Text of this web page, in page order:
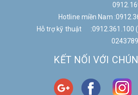
Hotline miền Nam
Hỗ trợ kỹ thuật :0912.361.100
KẾT NỐI VỚI